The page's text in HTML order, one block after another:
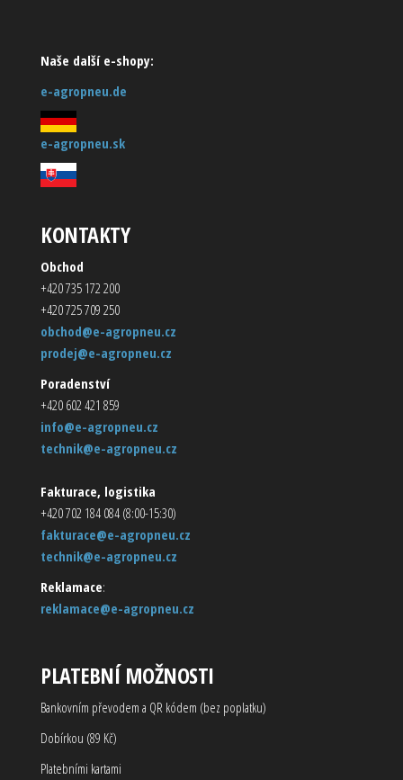
Naše další e-shopy:
e-agropneu.de
e-agropneu.sk
KONTAKTY
Obchod
+420 735 172 200
+420 725 709 250
obchod@e-agropneu.cz
prodej@e-agropneu.cz
Poradenství
+420 602 421 859
info@e-agropneu.cz
technik@e-agropneu.cz
Fakturace, logistika
+420 702 184 084 (8:00-15:30)
fakturace@e-agropneu.cz
technik@e-agropneu.cz
Reklamace:
reklamace@e-agropneu.cz
PLATEBNÍ MOŽNOSTI
Bankovním převodem a QR kódem (bez poplatku)
Dobírkou (89 Kč)
Platebními kartami